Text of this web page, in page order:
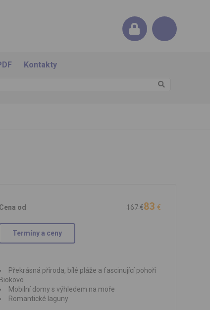
Kontakty
Cena od 167 €83€
Termíny a ceny
Překrásná příroda, bílé pláže a fascinující pohoří
Biokovo
Mobilní domy s výhledem na moře
Romantické laguny